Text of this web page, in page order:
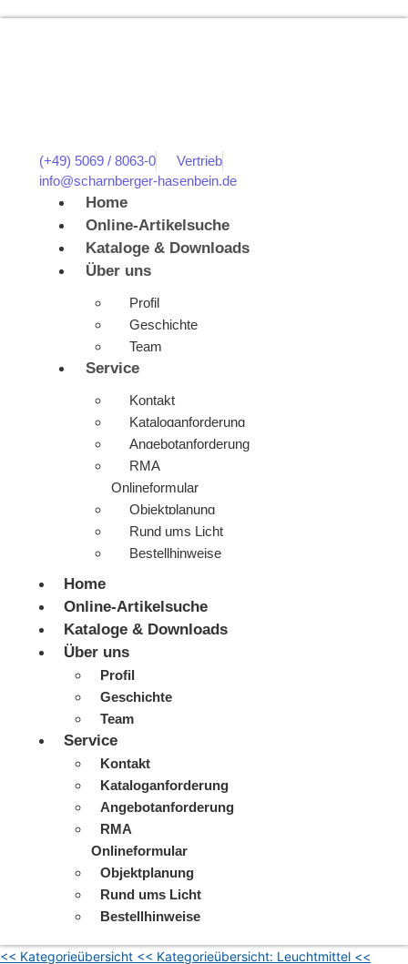
(+49) 5069 / 8063-0
Vertrieb
info@scharnberger-hasenbein.de
Home
Online-Artikelsuche
Kataloge & Downloads
Über uns
Profil
Geschichte
Team
Service
Kontakt
Kataloganforderung
Angebotanforderung
RMA
Onlineformular
Objektplanung
Rund ums Licht
Bestellhinweise
Home
Online-Artikelsuche
Kataloge & Downloads
Über uns
Profil
Geschichte
Team
Service
Kontakt
Kataloganforderung
Angebotanforderung
RMA
Onlineformular
Objektplanung
Rund ums Licht
Bestellhinweise
<< Kategorieübersicht << Kategorieübersicht: Leuchtmittel <<